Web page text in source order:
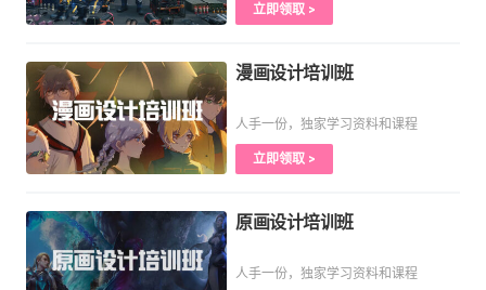
立即领取 >
漫画设计培训班
人手一份，独家学习资料和课程
立即领取 >
原画设计培训班
人手一份，独家学习资料和课程